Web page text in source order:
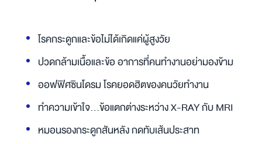
โรคกระดูกและข้อไม่ได้เกิดแค่ผู้สูงวัย
ปวดกล้ามเนื้อและข้อ อาการที่คนทำงานอย่ามองข้าม
ออฟฟิศซินโดรม โรคยอดฮิตของคนวัยทำงาน
ทำความเข้าใจ...ข้อแตกต่างระหว่าง X-RAY กับ MRI
หมอนรองกระดูกสันหลัง กดทับเส้นประสาท